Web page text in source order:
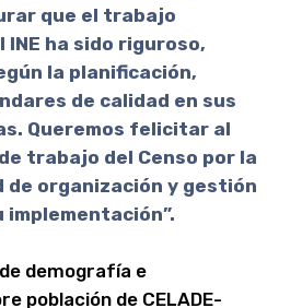
que el trabajo
INE ha sido riguroso,
la planificación,
de calidad en sus
Queremos felicitar al
trabajo del Censo por la
de organización y gestión
implementación”.
demografía e
población de CELADE-